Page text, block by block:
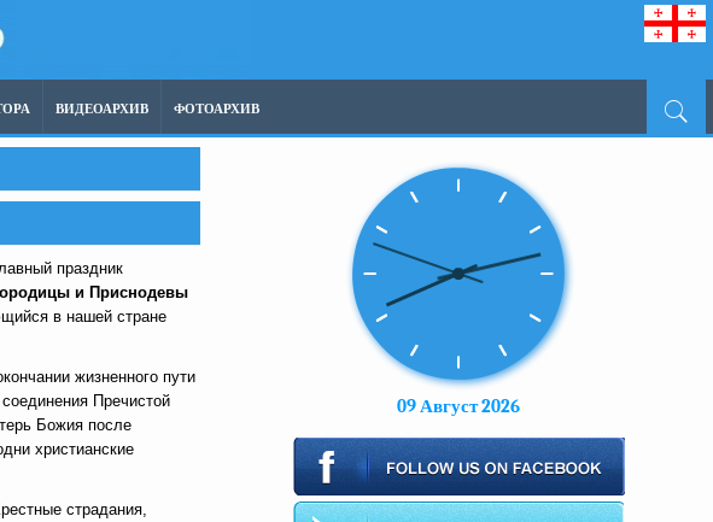
ВИДЕОАРХИВ ФОТОАРХИВ
праздник
и Приснодевы
в нашей стране
жизненного пути
Пречистой
Божия после
христианские
страдания,
09 Август 2026